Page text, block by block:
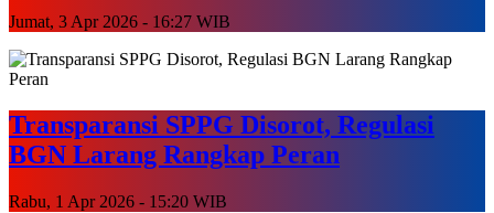
Jumat, 3 Apr 2026 - 16:27 WIB
Transparansi SPPG Disorot, Regulasi
BGN Larang Rangkap Peran
Rabu, 1 Apr 2026 - 15:20 WIB